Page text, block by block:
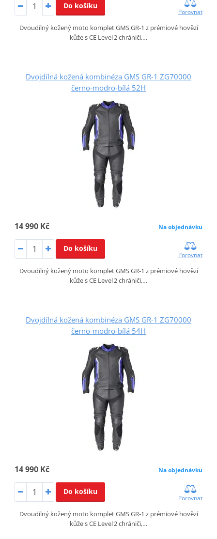
Do košíku
Porovnat
Dvoudílný kožený moto komplet GMS GR‑1 z prémiové hovězí
kůže s CE Level 2 chrániči,…
Dvojdílná kožená kombinéza GMS GR-1 ZG70000
černo-modro-bílá 52H
14 990 Kč Na objednávku
Do košíku
Porovnat
Dvoudílný kožený moto komplet GMS GR‑1 z prémiové hovězí
kůže s CE Level 2 chrániči,…
Dvojdílná kožená kombinéza GMS GR-1 ZG70000
černo-modro-bílá 54H
14 990 Kč Na objednávku
Do košíku
Porovnat
Dvoudílný kožený moto komplet GMS GR‑1 z prémiové hovězí
kůže s CE Level 2 chrániči,…